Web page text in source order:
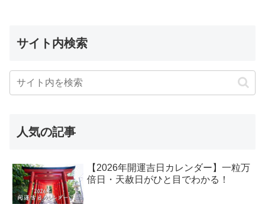
サイト内検索
人気の記事
【2026年開運吉日カレンダー】一粒万
倍日・天赦日がひと目でわかる！